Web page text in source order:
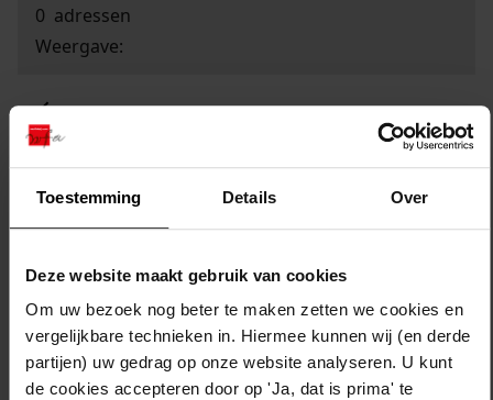
Toestemming Details Over
Deze website maakt gebruik van cookies
Om uw bezoek nog beter te maken zetten we cookies en
vergelijkbare technieken in. Hiermee kunnen wij (en derde
partijen) uw gedrag op onze website analyseren. U kunt
de cookies accepteren door op 'Ja, dat is prima' te
0 adressen
Weergave:
1
...
2
3
5
6
...
0